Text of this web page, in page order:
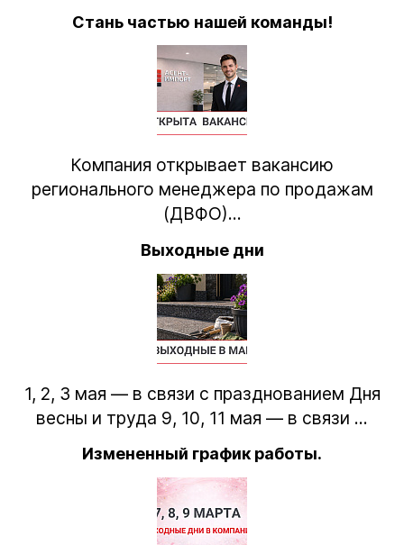
Стань частью нашей команды!
Компания открывает вакансию
регионального менеджера по продажам
(ДВФО)...
Выходные дни
1, 2, 3 мая — в связи с празднованием Дня
весны и труда 9, 10, 11 мая — в связи ...
Измененный график работы.